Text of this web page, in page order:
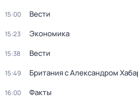
15:00 Вести
15:23 Экономика
15:38 Вести
15:49 Британия с Александром
16:00 Факты